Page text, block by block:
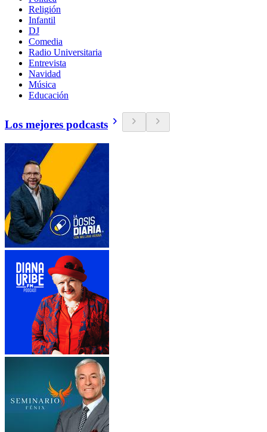
Religión
Infantil
DJ
Comedia
Radio Universitaria
Entrevista
Navidad
Música
Educación
Los mejores podcasts